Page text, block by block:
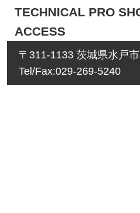
TECHNICAL PRO
ACCESS
〒311-1133 茨城県水戸
Tel/Fax:029-269-5240